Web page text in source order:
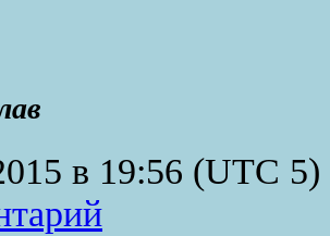
в 19:56 (UTC 5)